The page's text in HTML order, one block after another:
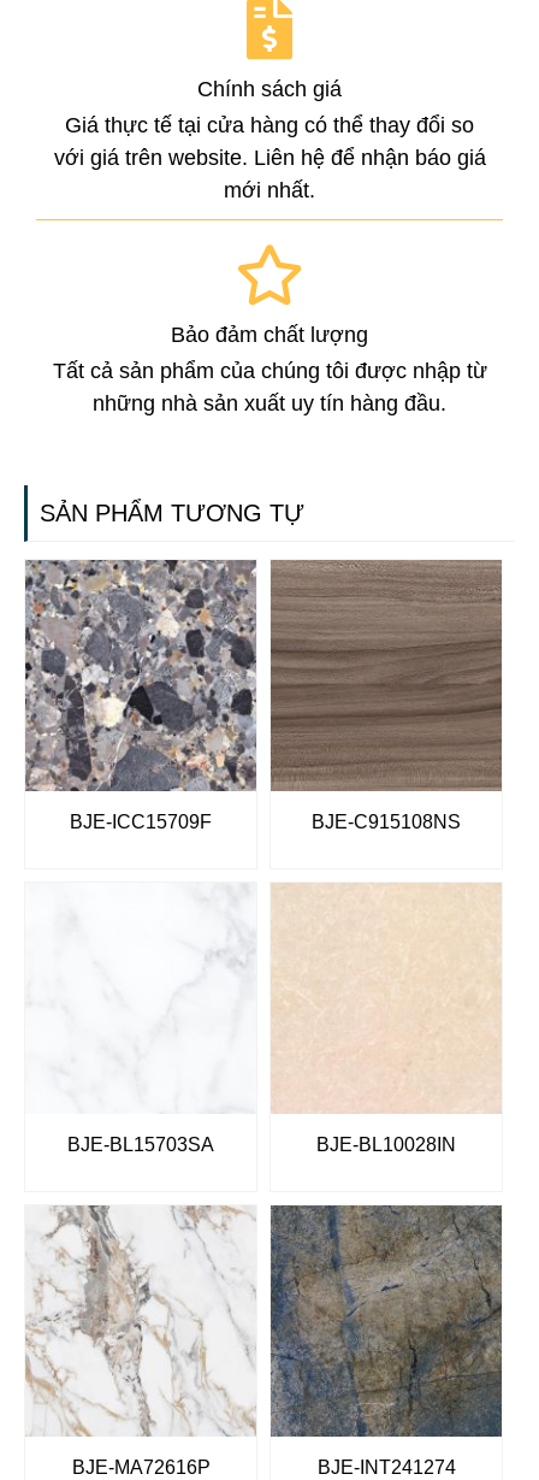
Chính sách giá
Giá thực tế tại cửa hàng có thể thay đổi so
với giá trên website. Liên hệ để nhận báo giá
mới nhất.
Bảo đảm chất lượng
Tất cả sản phẩm của chúng tôi được nhập từ
những nhà sản xuất uy tín hàng đầu.
SẢN PHẨM TƯƠNG TỰ
BJE-ICC15709F BJE-C915108NS
BJE-BL15703SA BJE-BL10028IN
BJE-MA72616P BJE-INT241274